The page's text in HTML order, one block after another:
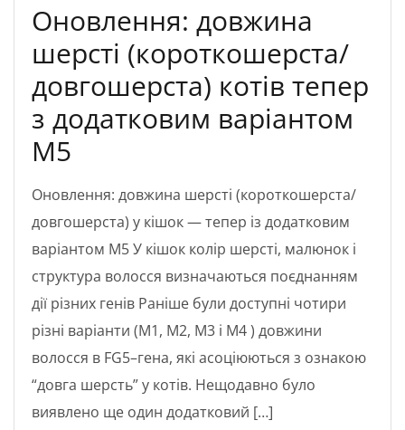
Оновлення: довжина
шерсті (короткошерста/
довгошерста) котів тепер
з додатковим варіантом
M5
Оновлення: довжина шерсті (короткошерста/
довгошерста) у кішок — тепер із додатковим
варіантом M5 У кішок колір шерсті, малюнок і
структура волосся визначаються поєднанням
дії різних генів Раніше були доступні чотири
різні варіанти (M1, M2, M3 і M4 ) довжини
волосся в FG5–гена, які асоціюються з ознакою
“довга шерсть” у котів. Нещодавно було
виявлено ще один додатковий […]